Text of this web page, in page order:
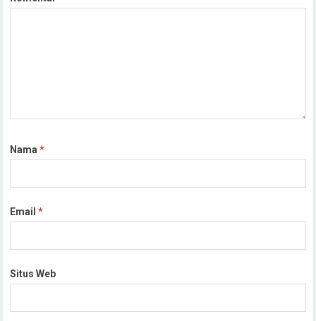
Nama*
Email*
Situs Web